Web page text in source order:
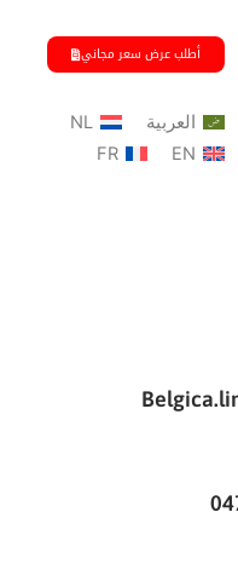
أطلب عرض سعر مجاني
العربية
NL
EN
FR